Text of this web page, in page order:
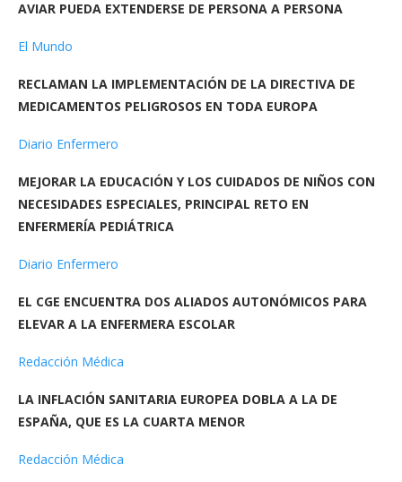
AVIAR PUEDA EXTENDERSE DE PERSONA A PERSONA
El Mundo
RECLAMAN LA IMPLEMENTACIÓN DE LA DIRECTIVA DE
MEDICAMENTOS PELIGROSOS EN TODA EUROPA
Diario Enfermero
MEJORAR LA EDUCACIÓN Y LOS CUIDADOS DE NIÑOS CON
NECESIDADES ESPECIALES, PRINCIPAL RETO EN
ENFERMERÍA PEDIÁTRICA
Diario Enfermero
EL CGE ENCUENTRA DOS ALIADOS AUTONÓMICOS PARA
ELEVAR A LA ENFERMERA ESCOLAR
Redacción Médica
LA INFLACIÓN SANITARIA EUROPEA DOBLA A LA DE
ESPAÑA, QUE ES LA CUARTA MENOR
Redacción Médica